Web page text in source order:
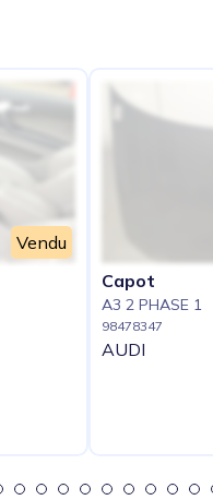
Vendu
Capot
A3 2 PHASE 1
98478347
AUDI